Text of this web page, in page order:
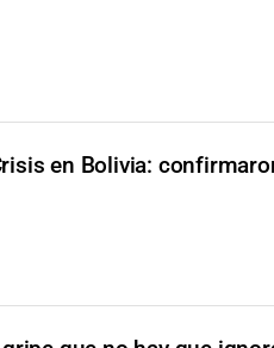
en Bolivia: